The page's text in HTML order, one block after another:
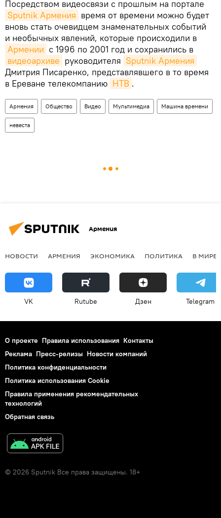
Посредством видеосвязи с прошлым на портале
Sputnik Армения время от времени можно будет
вновь стать очевидцем знаменательных событий
и необычных явлений, которые происходили в
Армении с 1996 по 2001 год и сохранились в
видеоархиве руководителя Sputnik Армения
Дмитрия Писаренко, представлявшего в то время
в Ереване телекомпанию НТВ .
Армения Общество Видео Мультимедиа Машина времени
невеста
Армения
НОВОСТИ АРМЕНИЯ ЭКОНОМИКА ПОЛИТИКА В МИРЕ
VK Rutube Дзен Telegram
О проекте Правила использования Контакты
Реклама Пресс-релизы Новости компаний
Политика конфиденциальности
Политика использования Cookie
Правила применения рекомендательных
технологий
Обратная связь
© 2026 Sputnik Все права защищены. 18+